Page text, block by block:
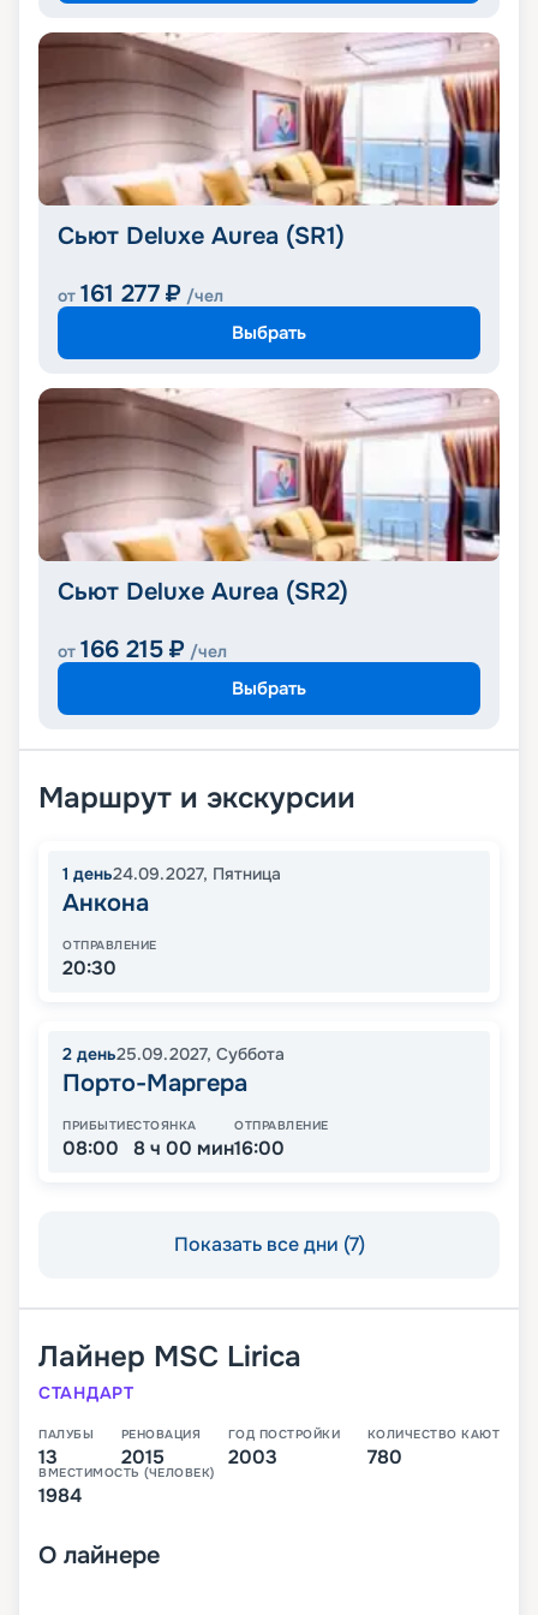
Сьют Deluxe Aurea (SR1)
от 161 277 ₽ /чел
Выбрать
Сьют Deluxe Aurea (SR2)
от 166 215 ₽ /чел
Выбрать
Маршрут и экскурсии
1 день24.09.2027, Пятница
Анкона
ОТПРАВЛЕНИЕ
20:30
2 день25.09.2027, Суббота
Порто-Маргера
ПРИБЫТИЕ
08:00
СТОЯНКА
8 ч 00 мин
ОТПРАВЛЕНИЕ
16:00
Показать все дни (7)
Лайнер MSC Lirica
СТАНДАРТ
ПАЛУБЫ
13
РЕНОВАЦИЯ
2015
ГОД ПОСТРОЙКИ
2003
КОЛИЧЕСТВО КАЮТ
780
ВМЕСТИМОСТЬ (ЧЕЛОВЕК)
1984
О лайнере